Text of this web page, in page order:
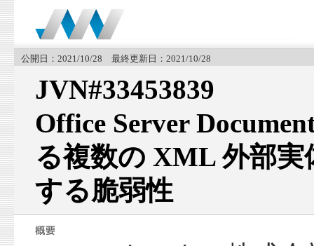
公開日：2021/10/28 最終更新日：2021/10/28
JVN#33453839
Office Server
る複数の XML 外部
する脆弱性